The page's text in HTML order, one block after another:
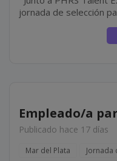
jornada de selección
y gastronomía de lujo
Empleado/a
Publicado hace 17 días
Mar del Plata Jornada